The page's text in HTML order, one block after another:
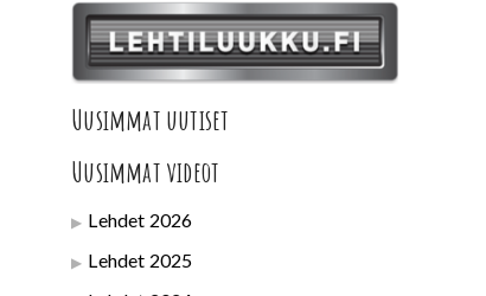
Uusimmat uutiset
Uusimmat videot
Lehdet 2026
Lehdet 2025